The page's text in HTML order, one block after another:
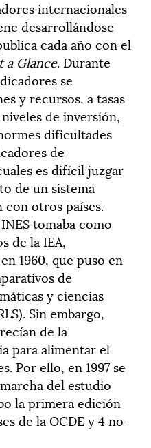
internacionales
desarrollándose
cada año con el
a Glance. Durante
se
y recursos, a tasas
de inversión,
dificultades
de
es difícil juzgar
de un sistema
otros países.
tomaba como
de la IEA,
1960, que puso en
de
y ciencias
Sin embargo,
de la
para alimentar el
Por ello, en 1997 se
del estudio
la primera edición
de la OCDE y 4 no-